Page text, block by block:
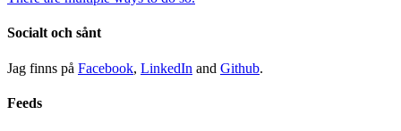
Socialt och sånt
Jag finns på Facebook, LinkedIn and Github.
Feeds